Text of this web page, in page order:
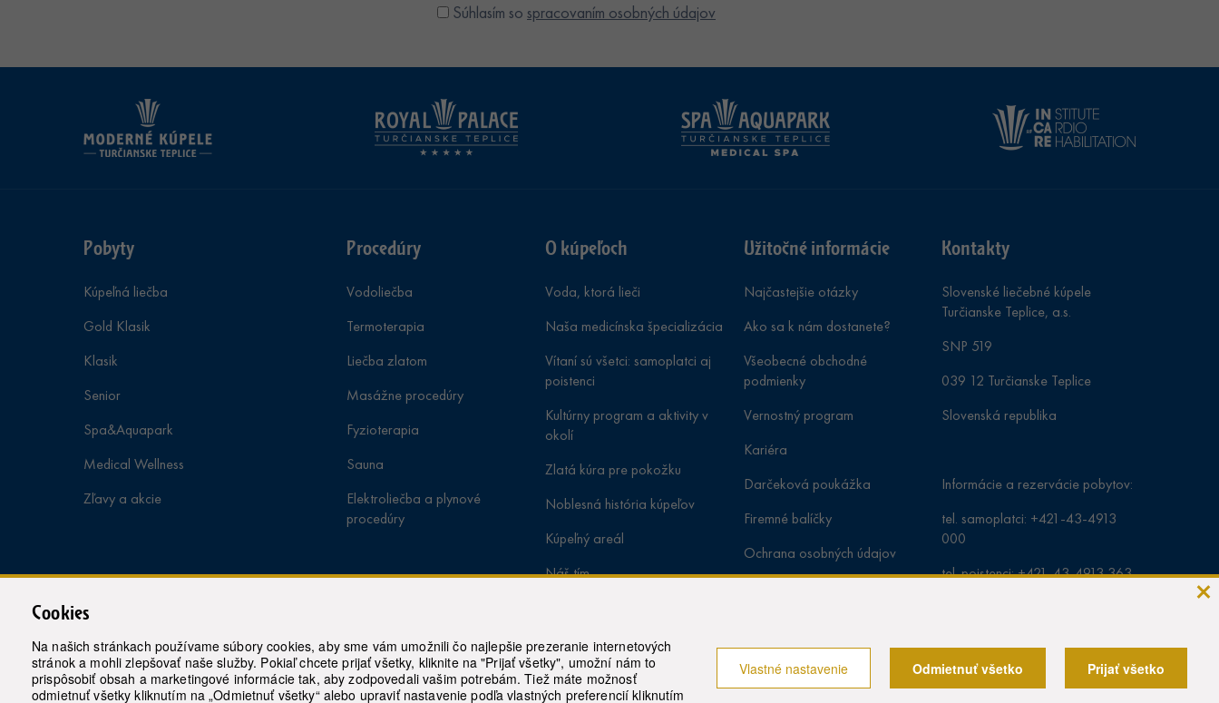
Cookies
Na našich stránkach používame súbory cookies, aby sme vám umožnili čo najlepšie prezeranie internetových
stránok a mohli zlepšovať naše služby. Pokiaľ chcete prijať všetky, kliknite na "Prijať všetky", umožní nám to
prispôsobiť obsah a marketingové informácie tak, aby zodpovedali vašim potrebám. Tiež máte možnosť
odmietnuť všetky kliknutím na „Odmietnuť všetky“ alebo upraviť nastavenie podľa vlastných preferencií kliknutím
Vlastné nastavenie Odmietnuť všetko Prijať všetko
Súhlasím so spracovaním osobných údajov
Pobyty
Kúpeľná liečba
Gold Klasik
Klasik
Senior
Spa&Aquapark
Medical Wellness
Zľavy a akcie
Procedúry
Vodoliečba
Termoterapia
Liečba zlatom
Masážne procedúry
Fyzioterapia
Sauna
Elektroliečba a plynové
procedúry
O kúpeľoch
Voda, ktorá lieči
Naša medicínska špecializácia
Vítaní sú všetci: samoplatci aj
poistenci
Kultúrny program a aktivity v
okolí
Zlatá kúra pre pokožku
Noblesná história kúpeľov
Kúpeľný areál
Náš tím
Certifikáty
Projekty
Užitočné informácie
Najčastejšie otázky
Ako sa k nám dostanete?
Všeobecné obchodné
podmienky
Vernostný program
Kariéra
Darčeková poukážka
Firemné balíčky
Ochrana osobných údajov
Kontakty
Slovenské liečebné kúpele
Turčianske Teplice, a.s.
SNP 519
039 12 Turčianske Teplice
Slovenská republika
Informácie a rezervácie pobytov:
tel. samoplatci: +421-43-4913
000
tel. poistenci:+421-43-4913 363
rezervacie@modernekupele.sk